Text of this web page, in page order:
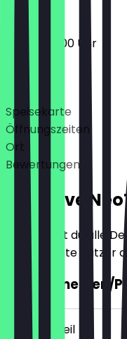
06:00 - 15:00 Uhr
Deals
Speisekarte
Öffnungszeiten
Ort
Bewertungen
Exklusive
Hier findest du alle
für NeoTaste Nutzer
2für1 Menemen/
~€ 10 Vorteil